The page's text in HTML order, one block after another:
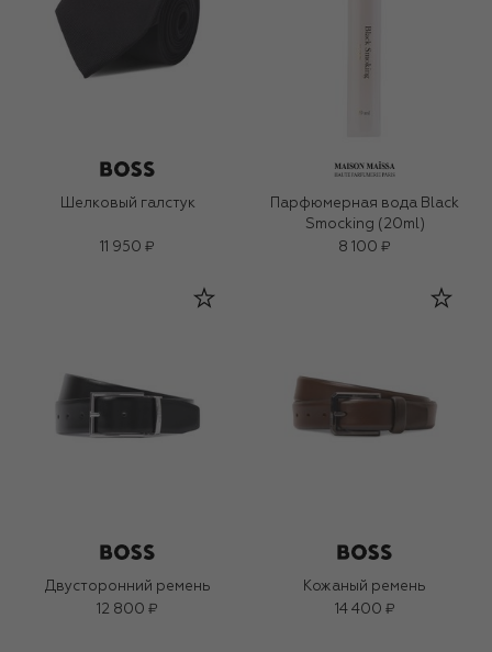
Шелковый галстук
11 950 ₽
Парфюмерная вода Black
Smocking (20ml)
8 100 ₽
Двусторонний ремень
12 800 ₽
Кожаный ремень
14 400 ₽